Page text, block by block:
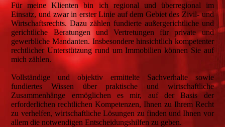
Für meine Klienten bin ich regional und überregional im
Einsatz, und zwar in erster Linie auf dem Gebiet des Zivil- und
Wirtschaftsrechts. Dazu zählen fundierte außergerichtliche und
gerichtliche Beratungen und Vertretungen für private und
gewerbliche Mandanten. Insbesondere hinsichtlich kompetenter
rechtlicher Unterstützung rund um Immobilien können Sie auf
mich zählen.
Vollständige und objektiv ermittelte Sachverhalte sowie
fundiertes Wissen über praktische und wirtschaftliche
Zusammenhänge ermöglichen es mir, auf der Basis der
erforderlichen rechtlichen Kompetenzen, Ihnen zu Ihrem Recht
zu verhelfen, wirtschaftliche Lösungen zu finden und Ihnen vor
allem die notwendigen Entscheidungshilfen zu geben.